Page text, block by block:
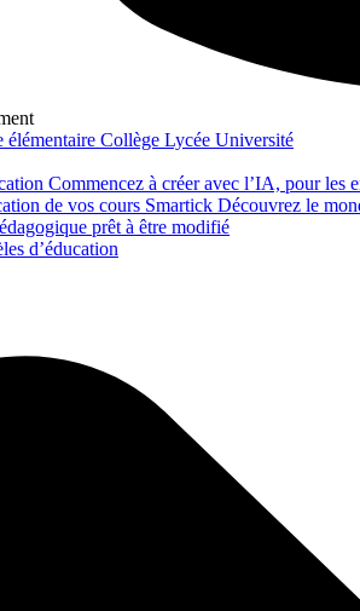
élémentaire Collège Lycée Université
Commencez à créer avec l’IA, pour les
de vos cours Smartick Découvrez le
prêt à être modifié
d’éducation